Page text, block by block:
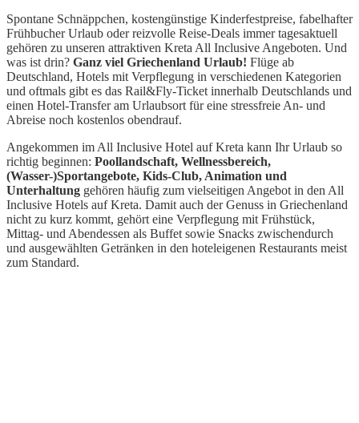
Spontane Schnäppchen, kostengünstige Kinderfestpreise, fabelhafter
Frühbucher Urlaub oder reizvolle Reise-Deals immer tagesaktuell
gehören zu unseren attraktiven Kreta All Inclusive Angeboten. Und
was ist drin? Ganz viel Griechenland Urlaub! Flüge ab
Deutschland, Hotels mit Verpflegung in verschiedenen Kategorien
und oftmals gibt es das Rail&Fly-Ticket innerhalb Deutschlands und
einen Hotel-Transfer am Urlaubsort für eine stressfreie An- und
Abreise noch kostenlos obendrauf.
Angekommen im All Inclusive Hotel auf Kreta kann Ihr Urlaub so
richtig beginnen: Poollandschaft, Wellnessbereich,
(Wasser-)Sportangebote, Kids-Club, Animation und
Unterhaltung gehören häufig zum vielseitigen Angebot in den All
Inclusive Hotels auf Kreta. Damit auch der Genuss in Griechenland
nicht zu kurz kommt, gehört eine Verpflegung mit Frühstück,
Mittag- und Abendessen als Buffet sowie Snacks zwischendurch
und ausgewählten Getränken in den hoteleigenen Restaurants meist
zum Standard.